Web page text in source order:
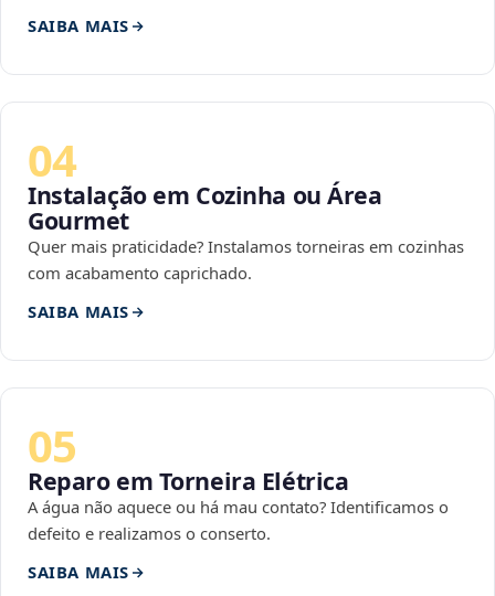
SAIBA MAIS
04
Instalação em Cozinha ou Área
Gourmet
Quer mais praticidade? Instalamos torneiras em cozinhas
com acabamento caprichado.
SAIBA MAIS
05
Reparo em Torneira Elétrica
A água não aquece ou há mau contato? Identificamos o
defeito e realizamos o conserto.
SAIBA MAIS